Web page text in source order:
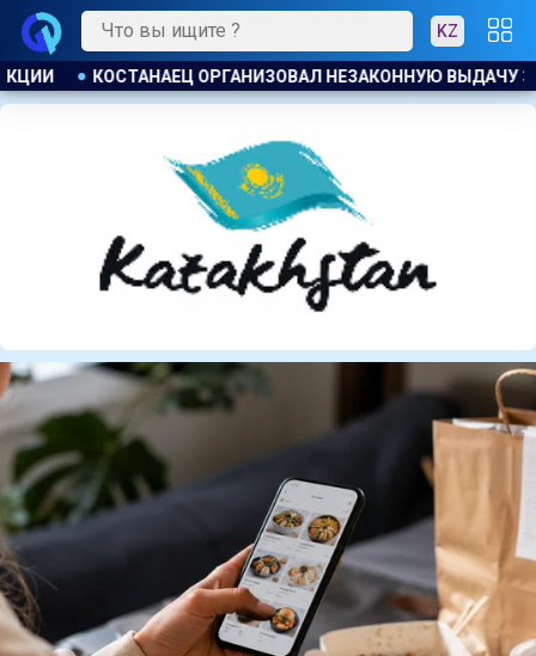
KZ
ЗАЙМОВ ПОД 120 % ГОДОВЫХ К ЧЕМУ ПРИДЁТ СУД?